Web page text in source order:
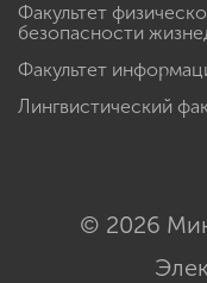
Факультет
безопасности
Факультет
Лингвистический
© 2026